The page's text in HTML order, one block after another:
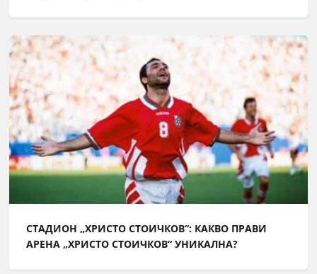
СТАДИОН „ХРИСТО СТОИЧКОВ“: КАКВО ПРАВИ
АРЕНА „ХРИСТО СТОИЧКОВ“ УНИКАЛНА?